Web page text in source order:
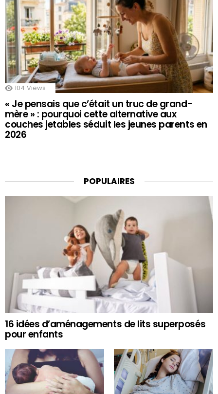
104 Views
« Je pensais que c’était un truc de grand-
mère » : pourquoi cette alternative aux
couches jetables séduit les jeunes parents en
2026
POPULAIRES
16 idées d’aménagements de lits superposés
pour enfants